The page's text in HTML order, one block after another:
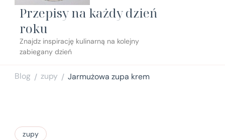
Przepisy na każdy dzień
roku
Znajdz inspirację kulinarną na kolejny
zabiegany dzień
Blog / zupy / Jarmużowa zupa krem
zupy